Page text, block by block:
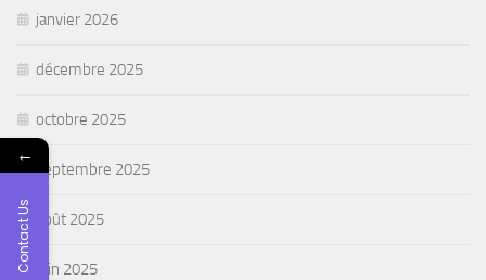
janvier 2026
décembre 2025
octobre 2025
septembre 2025
août 2025
juin 2025
←
Contact Us